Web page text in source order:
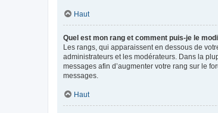
Haut
Quel est mon rang et comment puis-je le
Les rangs, qui apparaissent en dessous de
administrateurs et les modérateurs. Dans la
messages afin d’augmenter votre rang sur le
messages.
Haut